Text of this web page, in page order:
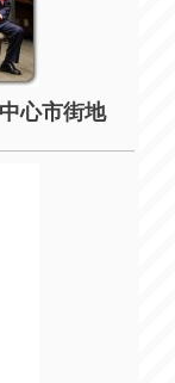
心市街地